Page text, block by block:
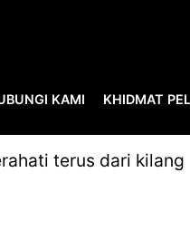
KAMI KHIDMAT
terus dari kilang